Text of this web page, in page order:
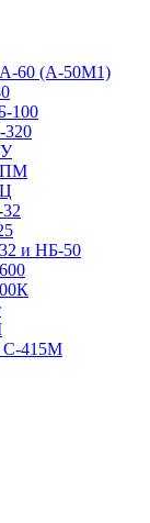
60 (А-50М1)
100
320
и НБ-50
С-415М